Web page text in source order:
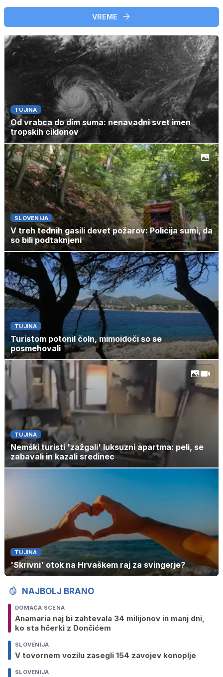
VREME
TUJINA
Od vrabca do dim suma: nenavadni svet imen
tropskih ciklonov
SLOVENIJA
V treh tednih gasili devet požarov: Policija sumi, da
so bili podtaknjeni
TUJINA
Turistom potonil čoln, mimoidoči so se
posmehovali
TUJINA
Nemški turisti 'zažgali' luksuzni apartma: peli, se
zabavali in kazali sredinec
TUJINA
'Skrivni' otok na Hrvaškem raj za svingerje?
NAJBOLJ BRANO
DOMAČA SCENA
Anamaria naj bi zahtevala 34 milijonov in manj dni,
ko sta hčerki z Dončićem
SLOVENIJA
V tovornem vozilu zasegli 154 zavojev konoplje
SLOVENIJA